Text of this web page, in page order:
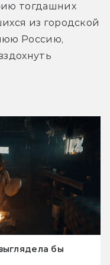
тогдашних
из городской
Россию,
бы